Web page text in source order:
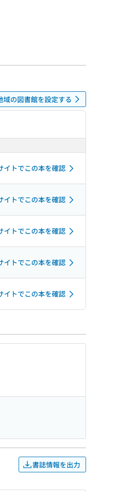
域の図書館を設定する
イトでこの本を確認
イトでこの本を確認
イトでこの本を確認
イトでこの本を確認
イトでこの本を確認
書誌情報を出力